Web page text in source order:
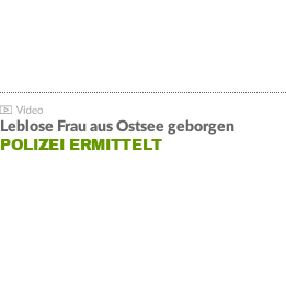
Leblose Frau aus Ostsee geborgen
POLIZEI ERMITTELT